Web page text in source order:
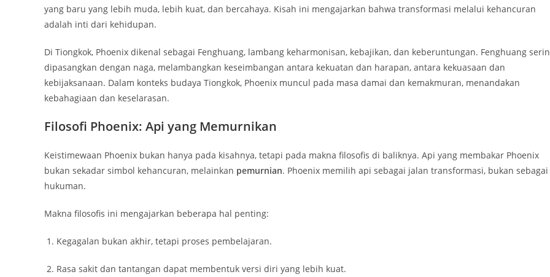
yang baru yang lebih muda, lebih kuat, dan bercahaya. Kisah ini mengajarkan bahwa transformasi melalui kehancuran
adalah inti dari kehidupan.
Di Tiongkok, Phoenix dikenal sebagai Fenghuang, lambang keharmonisan, kebajikan, dan keberuntungan. Fenghuang
dipasangkan dengan naga, melambangkan keseimbangan antara kekuatan dan harapan, antara kekuasaan dan
kebijaksanaan. Dalam konteks budaya Tiongkok, Phoenix muncul pada masa damai dan kemakmuran, menandakan
kebahagiaan dan keselarasan.
Filosofi Phoenix: Api yang Memurnikan
Keistimewaan Phoenix bukan hanya pada kisahnya, tetapi pada makna filosofis di baliknya. Api yang membakar Phoenix
bukan sekadar simbol kehancuran, melainkan pemurnian. Phoenix memilih api sebagai jalan transformasi, bukan sebagai
hukuman.
Makna filosofis ini mengajarkan beberapa hal penting:
Kegagalan bukan akhir, tetapi proses pembelajaran.
Rasa sakit dan tantangan dapat membentuk versi diri yang lebih kuat.